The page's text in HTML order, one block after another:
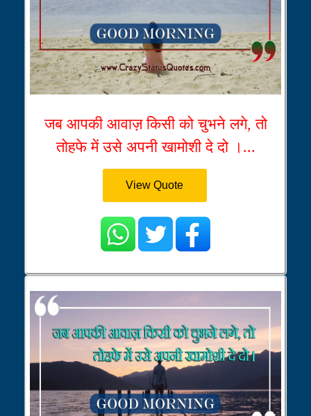
जब आपकी आवाज़ किसी को चुभने लगे, तो
तोहफे में उसे अपनी खामोशी दे दो ।...
View Quote